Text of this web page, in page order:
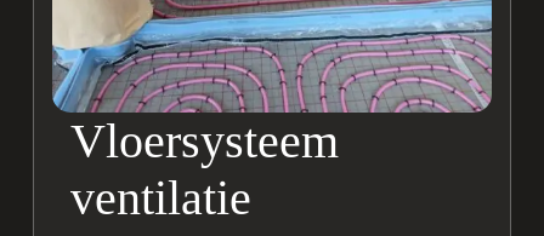
Vloersysteem
ventilatie